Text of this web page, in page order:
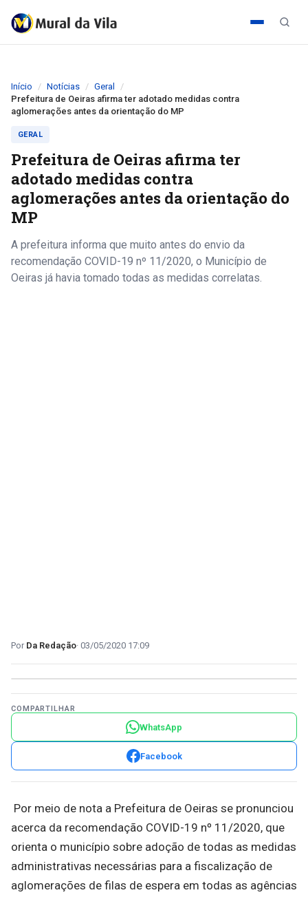
Início Notícias
Geral
Prefeitura de Oeiras afirma ter adotado medidas contra
aglomerações antes da orientação do MP
GERAL
Prefeitura de Oeiras afirma ter
adotado medidas contra
aglomerações antes da orientação do
MP
A prefeitura informa que muito antes do envio da
recomendação COVID-19 nº 11/2020, o Município de
Oeiras já havia tomado todas as medidas correlatas.
Da Redação 03/05/2020 17:09
COMPARTILHAR
WhatsApp
Facebook
Por meio de nota a Prefeitura de Oeiras se pronunciou
acerca da recomendação COVID-19 nº 11/2020, que
orienta o município sobre adoção de todas as medidas
administrativas necessárias para a fiscalização de
aglomerações de filas de espera em todas as agências